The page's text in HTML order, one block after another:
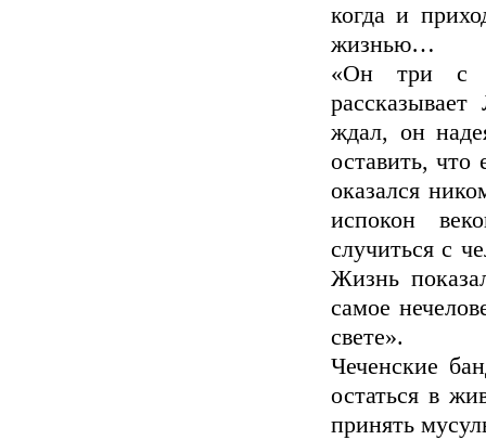
когда и
жизнью…
«Он три с
ждал, он
оставить, что
оказался
испокон
случиться с
Жизнь
самое
свете».
Чеченские
остаться в
принять